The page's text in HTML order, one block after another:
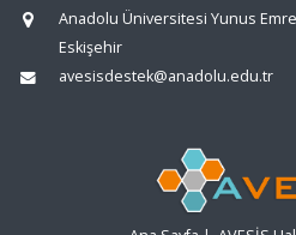
Anadolu Üniversitesi Yunus
Eskişehir
avesisdestek@anadolu.edu.tr